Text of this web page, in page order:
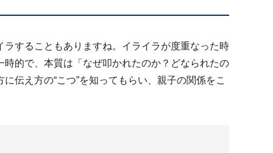
することもありますね。イライラが度重なった時
的で、本質は「なぜ叩かれたのか？どなられたの
伝え方の“こつ”を知ってもらい、親子の関係をこ